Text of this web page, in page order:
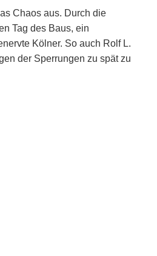
Chaos aus. Durch die
Tag des Baus, ein
Kölner. So auch Rolf L.
der Sperrungen zu spät zu